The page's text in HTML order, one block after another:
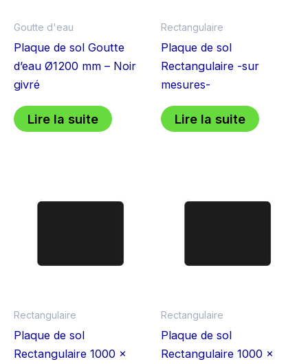
Goutte d'eau
Plaque de sol Goutte
d’eau Ø1200 mm – Noir
givré
Lire la suite
Rectangulaire
Plaque de sol
Rectangulaire -sur
mesures-
Lire la suite
Rectangulaire
Plaque de sol
Rectangulaire 1000 x
Rectangulaire
Plaque de sol
Rectangulaire 1000 x